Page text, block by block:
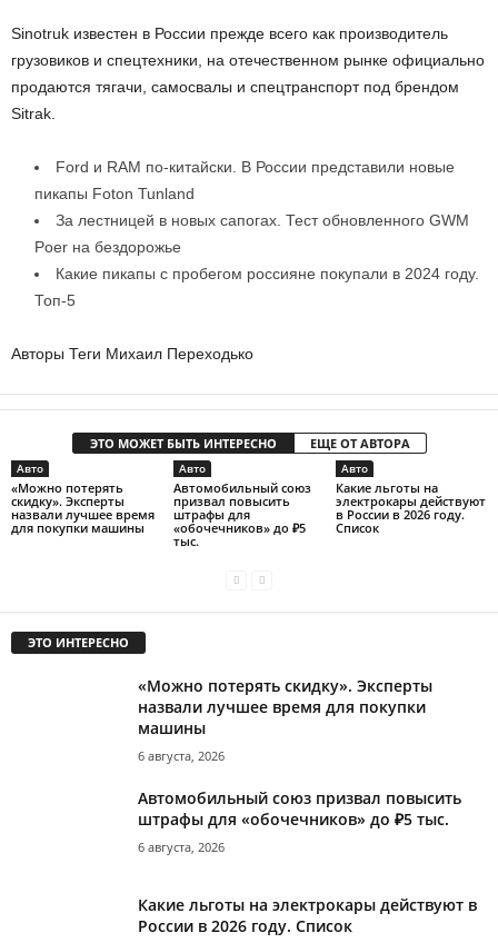
Sinotruk известен в России прежде всего как производитель
грузовиков и спецтехники, на отечественном рынке официально
продаются тягачи, самосвалы и спецтранспорт под брендом
Sitrak.
Ford и RAM по-китайски. В России представили новые
пикапы Foton Tunland
За лестницей в новых сапогах. Тест обновленного GWM
Poer на бездорожье
Какие пикапы с пробегом россияне покупали в 2024 году.
Топ-5
Авторы Теги Михаил Переходько
ЭТО МОЖЕТ БЫТЬ ИНТЕРЕСНО ЕЩЕ ОТ АВТОРА
Авто
«Можно потерять
скидку». Эксперты
назвали лучшее время
для покупки машины
Авто
Автомобильный союз
призвал повысить
штрафы для
«обочечников» до ₽5
тыс.
Авто
Какие льготы на
электрокары действуют
в России в 2026 году.
Список
ЭТО ИНТЕРЕСНО
«Можно потерять скидку». Эксперты
назвали лучшее время для покупки
машины
6 августа, 2026
Автомобильный союз призвал повысить
штрафы для «обочечников» до ₽5 тыс.
6 августа, 2026
Какие льготы на электрокары действуют в
России в 2026 году. Список